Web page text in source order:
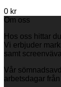
0 kr
Om oss
Hos oss hittar
Vi erbjuder
samt
Vår
arbetsdagar